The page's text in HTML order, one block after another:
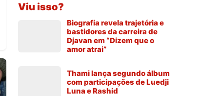
Viu isso?
Biografia revela trajetória e
bastidores da carreira de
Djavan em “Dizem que o
amor atrai”
Thami lança segundo álbum
com participações de Luedji
Luna e Rashid